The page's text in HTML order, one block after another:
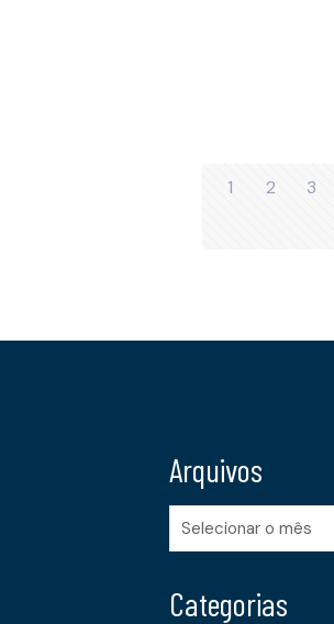
1 2 3
Arquivos
Arquivos
Categorias